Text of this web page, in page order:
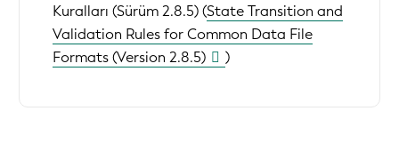
Kuralları (Sürüm 2.8.5) (State Transition and
Validation Rules for Common Data File
Formats (Version 2.8.5)
)